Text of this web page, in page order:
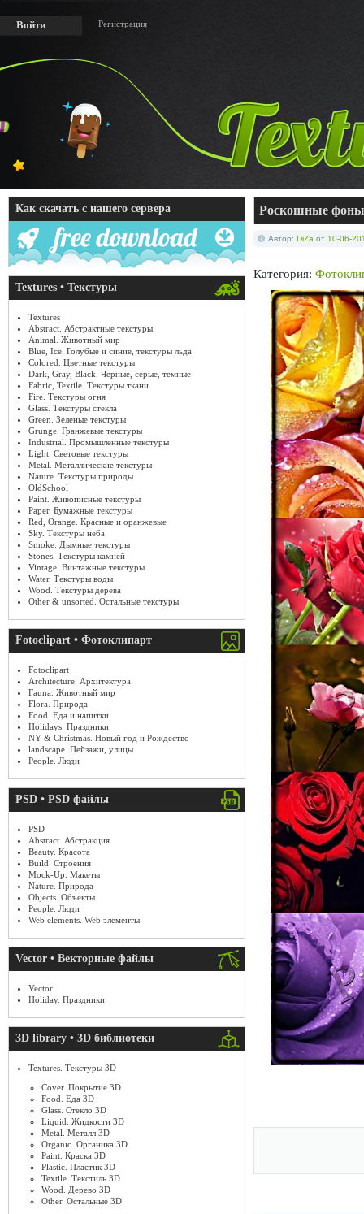
Войти Регистрация
Как скачать с нашего сервера
Textures • Текстуры
Textures
Abstract. Абстрактные текстуры
Animal. Животный мир
Blue, Ice. Голубые и синие, текстуры льда
Colored. Цветные текстуры
Dark, Gray, Black. Черные, серые, темные
Fabric, Textile. Текстуры ткани
Fire. Текстуры огня
Glass. Текстуры стекла
Green. Зеленые текстуры
Grunge. Гранжевые текстуры
Industrial. Промышленные текстуры
Light. Световые текстуры
Metal. Металлические текстуры
Nature. Текстуры природы
OldSchool
Paint. Живописные текстуры
Paper. Бумажные текстуры
Red, Orange. Красные и оранжевые
Sky. Текстуры неба
Smoke. Дымные текстуры
Stones. Текстуры камней
Vintage. Винтажные текстуры
Water. Текстуры воды
Wood. Текстуры дерева
Other & unsorted. Остальные текстуры
Fotoclipart • Фотоклипарт
Fotoclipart
Architecture. Архитектура
Fauna. Животный мир
Flora. Природа
Food. Еда и напитки
Holidays. Праздники
NY & Christmas. Новый год и Рождество
landscape. Пейзажи, улицы
People. Люди
PSD • PSD файлы
PSD
Abstract. Абстракция
Beauty. Красота
Build. Строения
Mock-Up. Макеты
Nature. Природа
Objects. Объекты
People. Люди
Web elements. Web элементы
Vector • Векторные файлы
Vector
Holiday. Праздники
3D library • 3D библиотеки
Textures. Текстуры 3D
Cover. Покрытие 3D
Food. Еда 3D
Glass. Стекло 3D
Liquid. Жидкости 3D
Metal. Металл 3D
Organic. Органика 3D
Paint. Краска 3D
Plastic. Пластик 3D
Textile. Текстиль 3D
Wood. Дерево 3D
Other. Остальные 3D
Роскошные фоны
Автор: DiZa от 10-06-
Категория: